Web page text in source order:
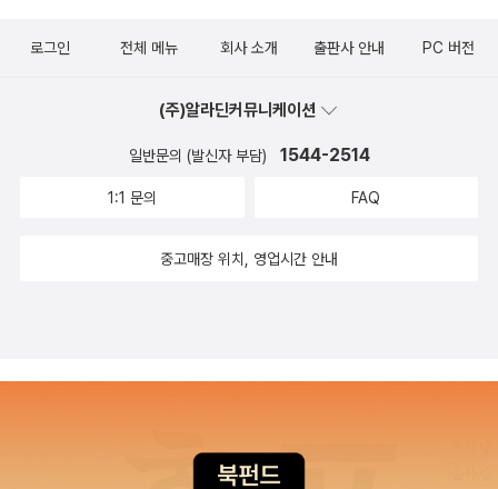
로그인 전체 메뉴 회사 소개 출판사 안내 PC 버전
(주)알라딘커뮤니케이션
일반문의 (발신자 부담) 1544-2514
1:1 문의 FAQ
중고매장 위치, 영업시간 안내